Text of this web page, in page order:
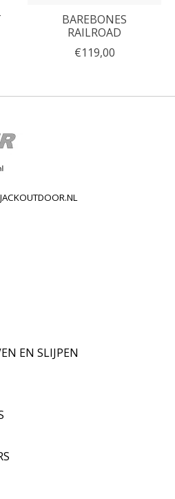
BAREBONES
RAILROAD
€119,00
EN SLIJPEN